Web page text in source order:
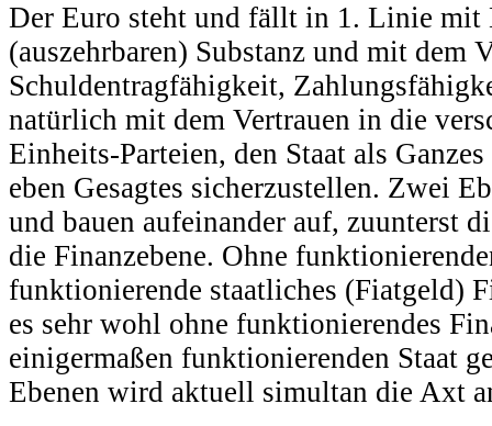
Der Euro steht und fällt in 1. Linie mit
(auszehrbaren) Substanz und mit dem
Schuldentragfähigkeit,
natürlich mit dem Vertrauen in die
Einheits-Parteien, den Staat als
eben Gesagtes sicherzustellen. Zwei
und bauen aufeinander auf, zuunterst
die Finanzebene. Ohne
funktionierende staatliches (Fiatgeld)
es sehr wohl ohne funktionierendes
einigermaßen funktionierenden Staat
Ebenen wird aktuell simultan die Axt